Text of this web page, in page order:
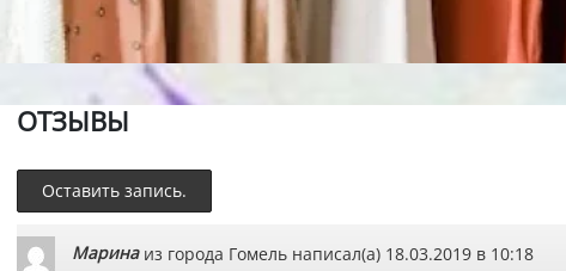
ОТЗЫВЫ
Марина из города Гомель написал(а) 18.03.2019 в 10:18